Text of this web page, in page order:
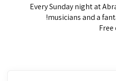
Every Sunday night at
musicians and a